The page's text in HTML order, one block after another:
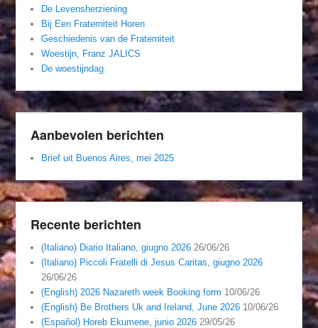
De Levensherziening
Bij Een Fraterniteit Horen
Geschiedenis van de Fraterniteit
Woestijn, Franz JALICS
De woestijndag
Aanbevolen berichten
Brief uit Buenos Aires, mei 2025
Recente berichten
(Italiano) Diario Italiano, giugno 2026 26/06/26
(Italiano) Piccoli Fratelli di Jesus Caritas, giugno 2026
26/06/26
(English) 2026 Nazareth week Booking form 10/06/26
(English) Be Brothers Uk and Ireland, June 2026 10/06/26
(Español) Horeb Ekumene, junio 2026 29/05/26